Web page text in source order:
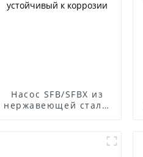
Насос SFB/SFBX из
нержавеющей стали,